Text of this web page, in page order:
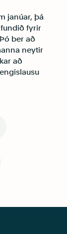
janúar, þá
fyrir
ber að
neytir
að